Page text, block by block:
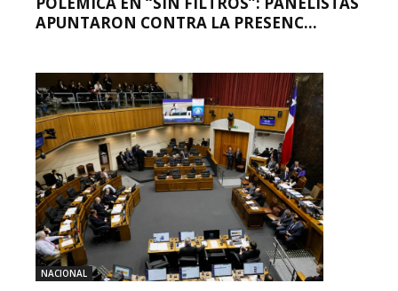
APUNTARON CONTRA LA PRESENC...
NACIONAL